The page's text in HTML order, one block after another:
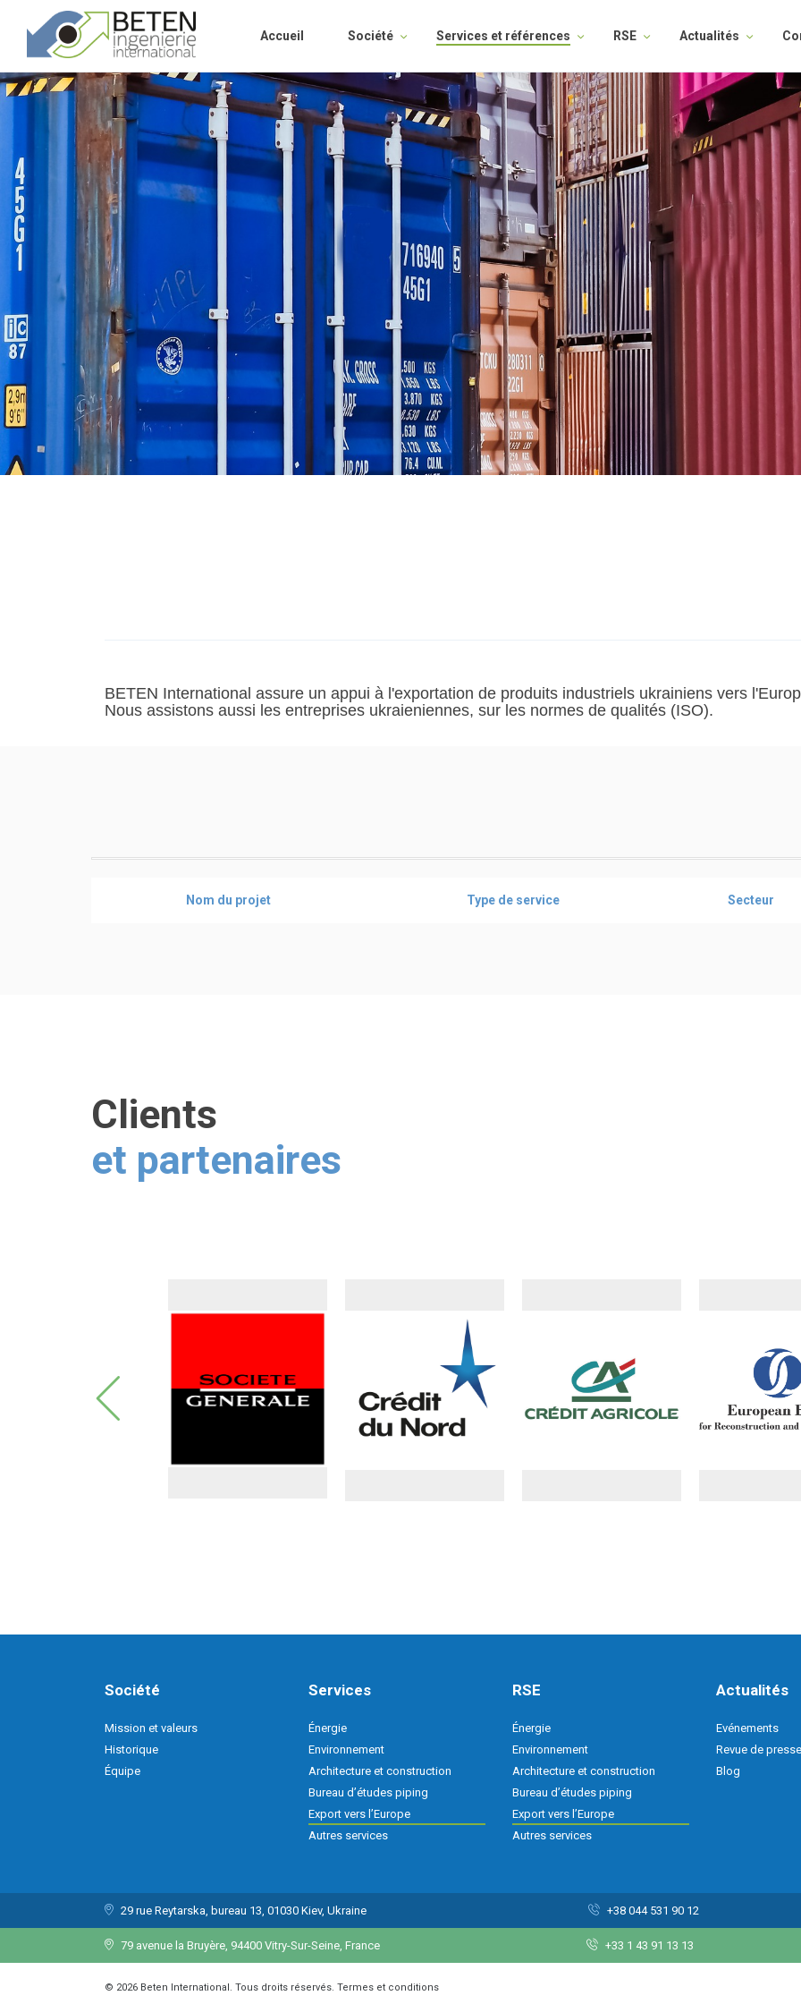
Accueil Société Services et références RSE Actualités
BETEN International assure un appui à l'exportation de produits industriels ukrainiens vers
Nous assistons aussi les entreprises ukraieniennes, sur les normes de qualités (ISO).
Nom du projet Type de service Secteur
Clients
et partenaires
Société
Mission et valeurs
Historique
Équipe
Services
Énergie
Environnement
Architecture et construction
Bureau d’études piping
Export vers l’Europe
Autres services
RSE
Énergie
Environnement
Architecture et construction
Bureau d’études piping
Export vers l’Europe
Autres services
Actualités
Evénements
Revue de presse
Blog
29 rue Reytarska, bureau 13, 01030 Kiev, Ukraine +38 044 531 90 12
79 avenue la Bruyère, 94400 Vitry-Sur-Seine, France +33 1 43 91 13 13
© 2026 Beten International. Tous droits réservés. Termes et conditions